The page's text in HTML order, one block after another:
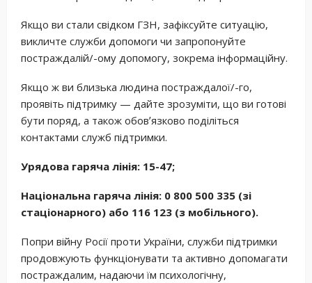
Якщо ви стали свідком ГЗН, зафіксуйте ситуацію,
викличте служби допомоги чи запропонуйте
постраждалій/-ому допомогу, зокрема інформаційну.
Якщо ж ви близька людина постраждалої/-го,
проявіть підтримку — дайте зрозуміти, що ви готові
бути поряд, а також обовʼязково поділіться
контактами служб підтримки.
Урядова гаряча лінія: 15-47;
Національна гаряча лінія: 0 800 500 335 (зі
стаціонарного) або 116 123 (з мобільного).
Попри війну Росії проти України, служби підтримки
продовжують функціонувати та активно допомагати
постраждалим, надаючи їм психологічну,